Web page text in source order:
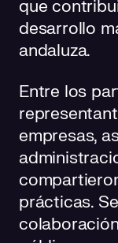
que
desarrollo
andaluza.
Entre los
empresas,
prácticas.